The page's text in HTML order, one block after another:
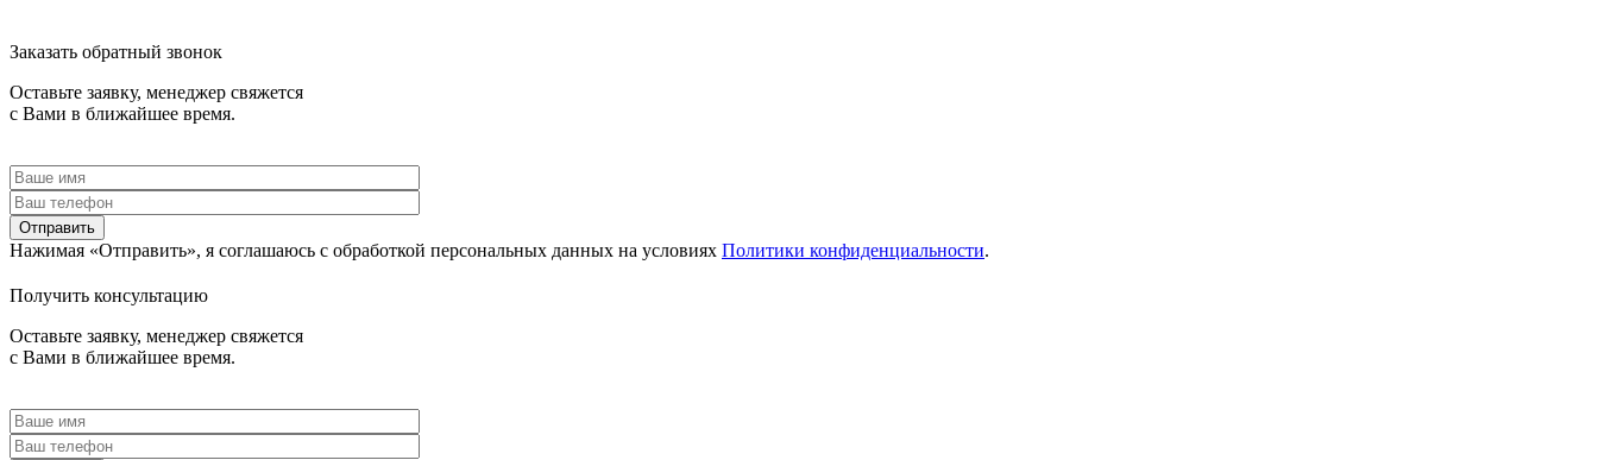
Заказать обратный звонок
Оставьте заявку, менеджер свяжется
с Вами в ближайшее время.
Отправить
Нажимая «Отправить», я соглашаюсь c обработкой персональных данных на условиях Политики конфиденциальности.
Получить консультацию
Оставьте заявку, менеджер свяжется
с Вами в ближайшее время.